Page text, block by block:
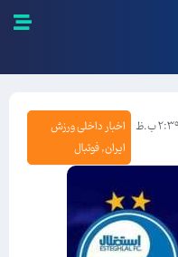
اخبار داخلی ورزش
ایران,فوتبال